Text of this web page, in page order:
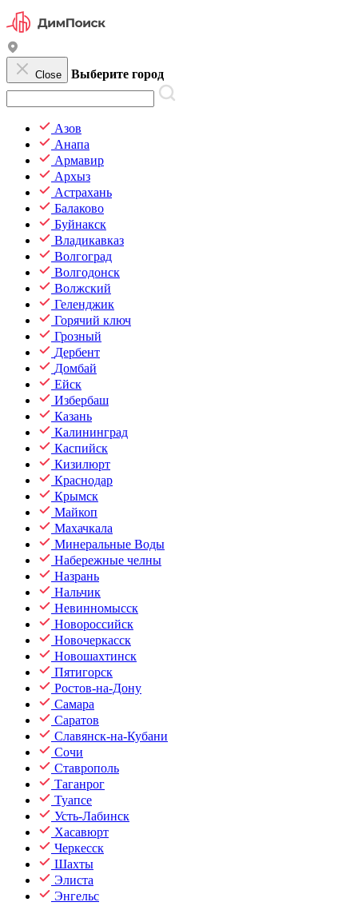
Close Выберите город
Азов
Анапа
Армавир
Архыз
Астрахань
Балаково
Буйнакск
Владикавказ
Волгоград
Волгодонск
Волжский
Геленджик
Горячий ключ
Грозный
Дербент
Домбай
Ейск
Избербаш
Казань
Калининград
Каспийск
Кизилюрт
Краснодар
Крымск
Майкоп
Махачкала
Минеральные Воды
Набережные челны
Назрань
Нальчик
Невинномысск
Новороссийск
Новочеркасск
Новошахтинск
Пятигорск
Ростов-на-Дону
Самара
Саратов
Славянск-на-Кубани
Сочи
Ставрополь
Таганрог
Туапсе
Усть-Лабинск
Хасавюрт
Черкесск
Шахты
Элиста
Энгельс